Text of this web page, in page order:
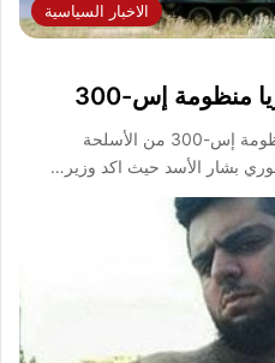
الاخبار السياسية
منظومة إس-300
إعترفت روسيا عن تسليم سوريا منظومة إس-300 من الأسلحة
بشار الأسد حيث اكد وزير…